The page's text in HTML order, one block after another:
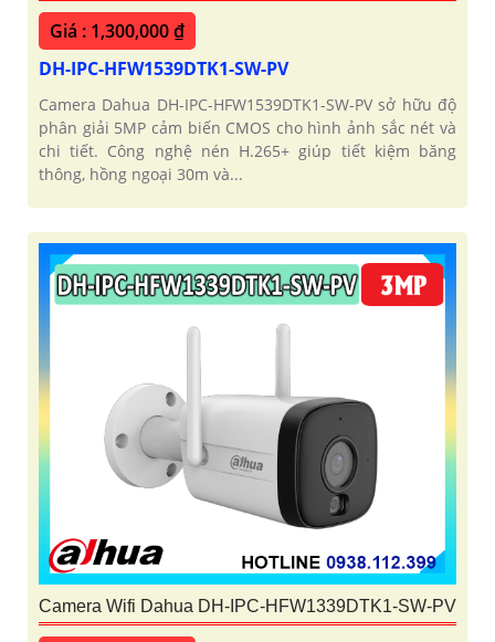
Giá : 1,300,000 ₫
DH-IPC-HFW1539DTK1-SW-PV
Camera Dahua DH-IPC-HFW1539DTK1-SW-PV sở hữu độ
phân giải 5MP cảm biến CMOS cho hình ảnh sắc nét và
chi tiết. Công nghệ nén H.265+ giúp tiết kiệm băng
thông, hồng ngoại 30m và...
Camera Wifi Dahua DH-IPC-HFW1339DTK1-SW-PV